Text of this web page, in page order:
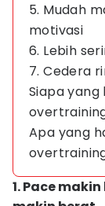
5. Mudah
motivasi
6. Lebih
7. Cedera
Siapa
Apa yang
1. Pace